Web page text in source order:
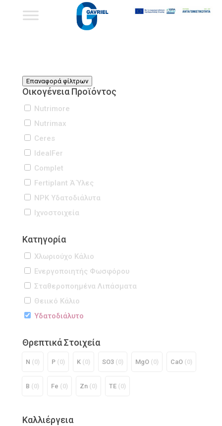
Επαναφορά φίλτρων
Οικογένεια Προϊόντος
Nutrimore
Nutrimax
Ceres
IdealFer
Complet
Fertiplant Ά Ύλες
NPK Υδατοδιάλυτα
Iχνοστοιχεία
Κατηγορία
Χλωριούχο Κάλιο
Ενεργοποιητής Φωσφόρου
Σταθεροποημένα Λιπάσματα
Θειικό Κάλιο
Υδατοδιάλυτο
Θρεπτικά Στοιχεία
Ν (0) P (0) K (0) SO3 (0) MgO (0) CaO (0)
B (0) Fe (0) Zn (0) TE (0)
Καλλιέργεια